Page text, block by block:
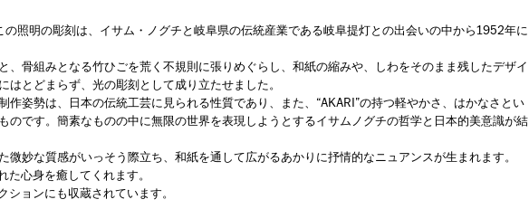
の照明の彫刻は、イサム・ノグチと岐阜県の伝統産業である岐阜提灯との出会いの中から1952年に
、骨組みとなる竹ひごを荒く不規則に張りめぐらし、和紙の縮みや、しわをそのまま残したデザイ
はとどまらず、光の彫刻として成り立たせました。
作姿勢は、日本の伝統工芸に見られる性質であり、また、“AKARI”の持つ軽やかさ、はかなさとい
のです。簡素なものの中に無限の世界を表現しようとするイサムノグチの哲学と日本的美意識が結
微妙な質感がいっそう際立ち、和紙を通して広がるあかりに抒情的なニュアンスが生まれます。
た心身を癒してくれます。
ションにも収蔵されています。